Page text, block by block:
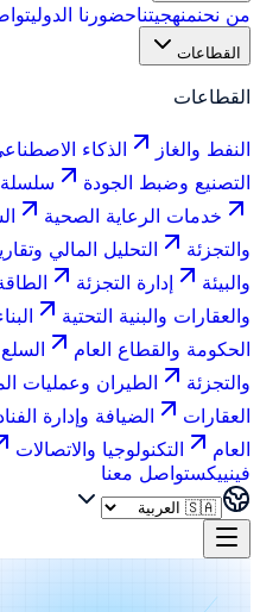
من نحنمنهجيتناحضورنا الدولي
القطاعات
القطاعات
النفط والغاز
الذكاء
التصنيع وضبط الجودة
سلسلة
خدمات الرعاية الصحية
والتجزئة
التحليل المالي
والبيئة
إدارة التجزئة
والعقارات والبنية التحتية
الحكومة والقطاع العام
والتجزئة
الطيران وعمليات
العقارات
الضيافة وإدارة
العام
التكنولوجيا والاتصالات
فينييكستواصل معنا